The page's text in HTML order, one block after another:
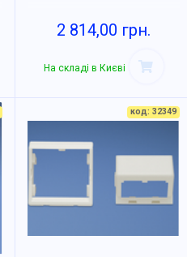
2 814,00 грн.
На складі в Києві
код: 32349